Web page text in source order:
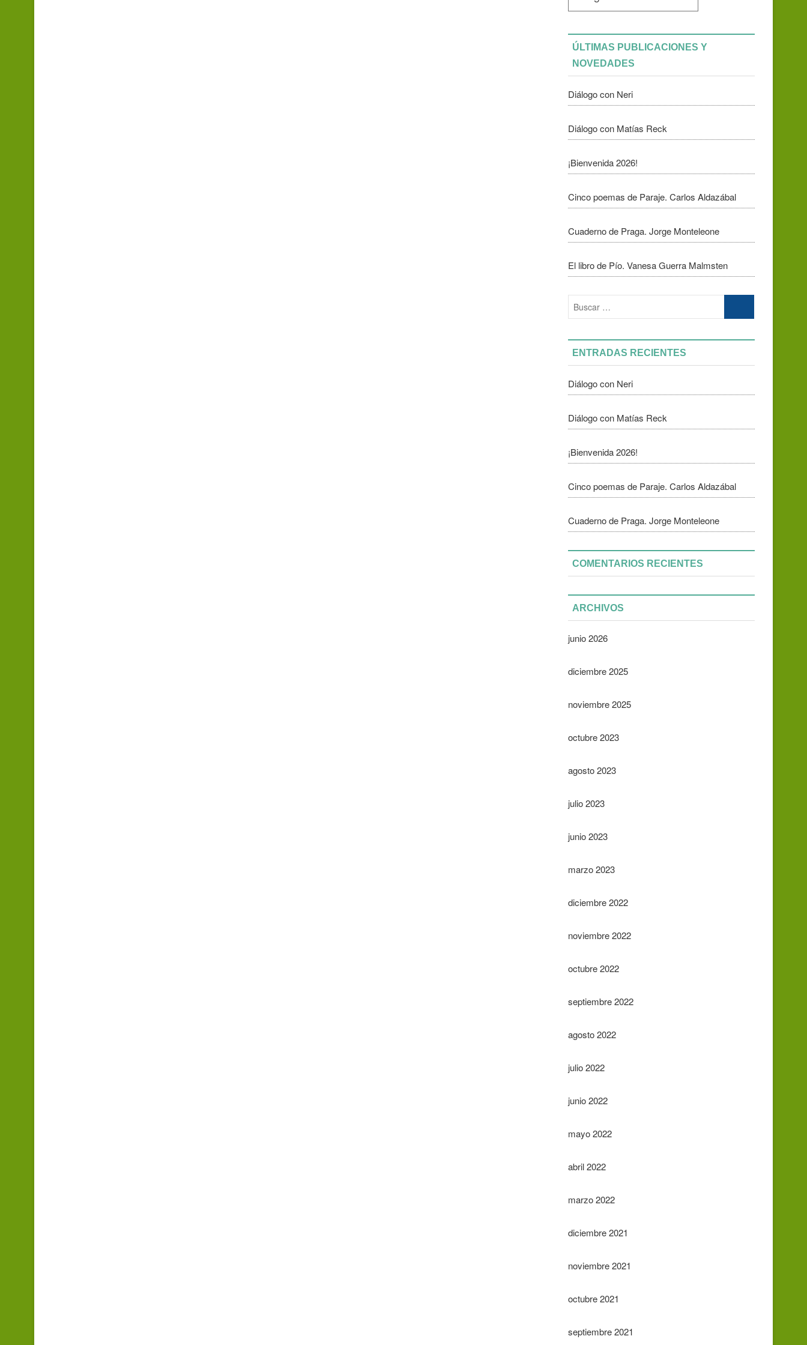
ÚLTIMAS PUBLICACIONES Y
NOVEDADES
Diálogo con Neri
Diálogo con Matías Reck
¡Bienvenida 2026!
Cinco poemas de Paraje. Carlos Aldazábal
Cuaderno de Praga. Jorge Monteleone
El libro de Pío. Vanesa Guerra Malmsten
ENTRADAS RECIENTES
Diálogo con Neri
Diálogo con Matías Reck
¡Bienvenida 2026!
Cinco poemas de Paraje. Carlos Aldazábal
Cuaderno de Praga. Jorge Monteleone
COMENTARIOS RECIENTES
ARCHIVOS
junio 2026
diciembre 2025
noviembre 2025
octubre 2023
agosto 2023
julio 2023
junio 2023
marzo 2023
diciembre 2022
noviembre 2022
octubre 2022
septiembre 2022
agosto 2022
julio 2022
junio 2022
mayo 2022
abril 2022
marzo 2022
diciembre 2021
noviembre 2021
octubre 2021
septiembre 2021